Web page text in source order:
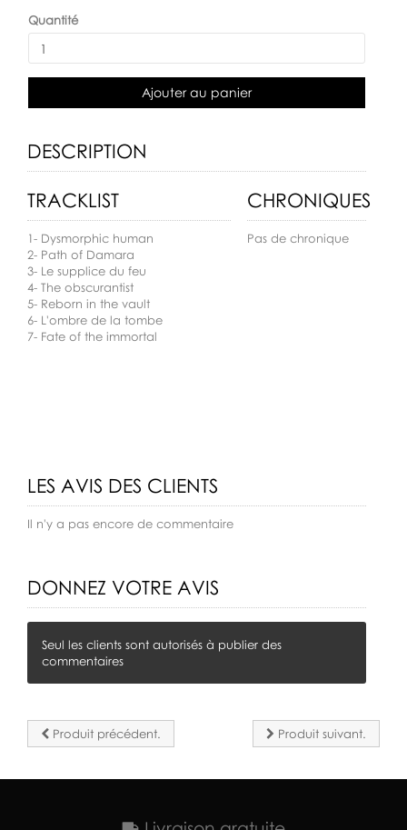
Quantité
Ajouter au panier
DESCRIPTION
TRACKLIST
1- Dysmorphic human
2- Path of Damara
3- Le supplice du feu
4- The obscurantist
5- Reborn in the vault
6- L'ombre de la tombe
7- Fate of the immortal
CHRONIQUES
Pas de chronique
LES AVIS DES CLIENTS
Il n'y a pas encore de commentaire
DONNEZ VOTRE AVIS
Seul les clients sont autorisés à publier des
commentaires
Produit précédent. Produit suivant.